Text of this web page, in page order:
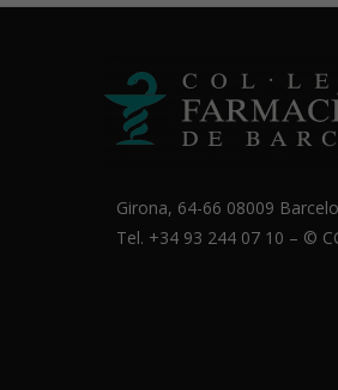
Girona, 64-66 08009
Tel. +34 93 244 07 10 – ©